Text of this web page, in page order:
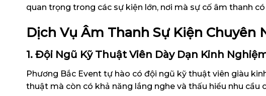
quan trọng trong các sự kiện lớn, nơi mà sự cố âm thanh
Dịch Vụ Âm Thanh Sự Kiện Chuyên
1. Đội Ngũ Kỹ Thuật Viên Dày Dạn Kinh
Phương Bắc Event tự hào có đội ngũ kỹ thuật viên giàu
thuật mà còn có khả năng lắng nghe và thấu hiểu nhu